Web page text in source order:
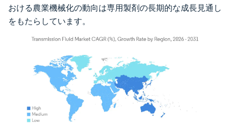
おける農業機械化の動向は専用製剤の長期的な成長見通し
をもたらしています。